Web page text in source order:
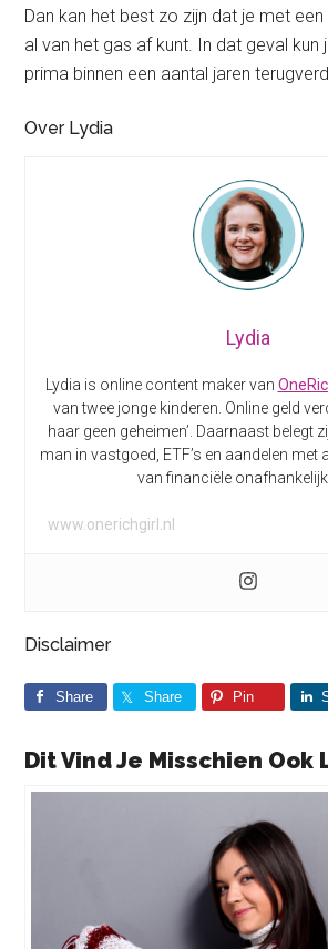
Dan kan het best zo zijn dat je met
al van het gas af kunt. In dat geval kun
prima binnen een aantal jaren
Over Lydia
Lydia
Lydia is online content maker van
van twee jonge kinderen. Online geld
haar geen geheimen’. Daarnaast belegt
man in vastgoed, ETF’s en aandelen met
van financiële
www.onerichgirl.nl
Disclaimer
Share Share Pin
Dit Vind Je Misschien Ook